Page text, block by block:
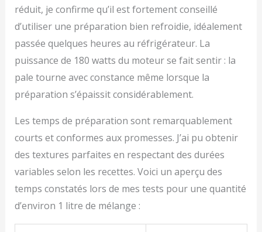
réduit, je confirme qu’il est fortement conseillé
d’utiliser une préparation bien refroidie, idéalement
passée quelques heures au réfrigérateur. La
puissance de 180 watts du moteur se fait sentir : la
pale tourne avec constance même lorsque la
préparation s’épaissit considérablement.
Les temps de préparation sont remarquablement
courts et conformes aux promesses. J’ai pu obtenir
des textures parfaites en respectant des durées
variables selon les recettes. Voici un aperçu des
temps constatés lors de mes tests pour une quantité
d’environ 1 litre de mélange :